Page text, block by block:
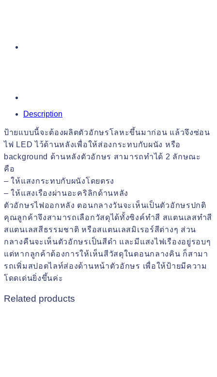
Description
ป้ายแบบนี้จะต้องผลิตตัวอักษรโลหะขึ้นมาก่อน แล้วจึงซ่อน
ไฟ LED ไว้ด้านหลังเพื่อให้ส่องกระทบกับผนัง หรือ
background ด้านหลังตัวอักษร สามารถทำได้ 2 ลักษณะ
คือ
– ให้แสงกระทบกับผนังโดยตรง
– ให้แสงเรืองผ่านอะคริลิกด้านหลัง
ตัวอักษรไฟออกหลัง ตอนกลางวันจะเห็นเป็นตัวอักษรปกติ
คุณลูกค้าจึงสามารถเลือกวัสดุได้ทั้งซิงค์ทำสี สแตนเลสทำสี
สแตนเลสสีธรรมชาติ หรือสแตนเลสมิเรอร์สีต่างๆ ส่วน
กลางคืนจะเห็นตัวอักษรเป็นสีดำ และมีแสงไฟเรืองอยู่รอบๆ
แต่หากลูกค้าต้องการให้เห็นสีวัสดุในตอนกลางคิน ก็สามา
รถเพิ่มสปอตไลท์ส่องด้านหน้าตัวอักษร เพื่อให้ป้ายมีความ
โดดเด่นยิ่งขึ้นค่ะ
Related products